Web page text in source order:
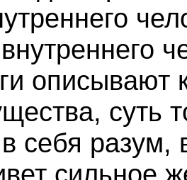
описывают
суть
себя
сильное